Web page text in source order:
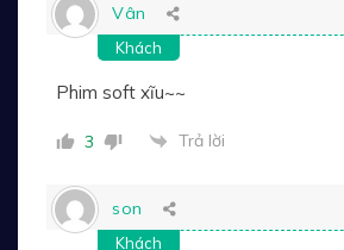
Vân
Khách
Phim soft xĩu~~
3 Trả lời
son
Khách